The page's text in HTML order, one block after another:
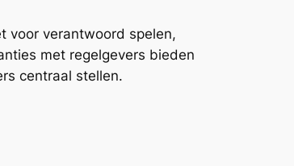
voor verantwoord spelen,
met regelgevers bieden
centraal stellen.